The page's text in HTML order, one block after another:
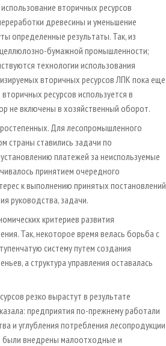
вторичных ресурсов
древесины и уменьшение
определенные результаты. Так, из
бумажной промышленности;
технологии использования
вторичных ресурсов ЛПК пока еще
ресурсов используется в
не включены в хозяйственный оборот.
Для лесопромышленного
страны ставились задачи по
платежей за неиспользуемые
принятием очередного
к выполнению принятых постановлений
руководства, задачи.
критериев развития
Так, некоторое время велась борьба с
систему путем создания
а структура управления оставалась
резко вырастут в результате
предприятия по-прежнему работали
и углубления потребления лесопродукции
были внедрены малоотходные и